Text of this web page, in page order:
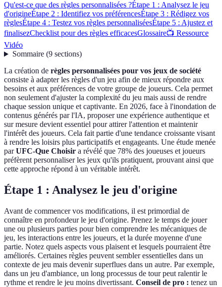
Qu'est-ce que des règles personnalisées ?Étape 1 : Analysez le jeu
d'origineÉtape 2 : Identifiez vos préférencesÉtape 3 : Rédigez vos
règlesÉtape 4 : Testez vos règles personnaliséesÉtape 5 : Ajustez et
finalisezChecklist pour des règles efficacesGlossaire📺 Ressource
Vidéo
Sommaire(9 sections)
La création de règles personnalisées pour vos jeux de société
consiste à adapter les règles d'un jeu afin de mieux répondre aux
besoins et aux préférences de votre groupe de joueurs. Cela permet
non seulement d'ajuster la complexité du jeu mais aussi de rendre
chaque session unique et captivante. En 2026, face à l'inondation de
contenus générés par l'IA, proposer une expérience authentique et
sur mesure devient essentiel pour attirer l'attention et maintenir
l'intérêt des joueurs. Cela fait partie d'une tendance croissante visant
à rendre les loisirs plus participatifs et engageants. Une étude menée
parUFC-Que Choisir a révélé que 78% des joueuses et joueurs
préfèrent personnaliser les jeux qu'ils pratiquent, prouvant ainsi que
cette approche répond à un véritable intérêt.
Étape 1 : Analysez le jeu d'origine
Avant de commencer vos modifications, il est primordial de
connaître en profondeur le jeu d'origine. Prenez le temps de jouer
une ou plusieurs parties pour bien comprendre les mécaniques de
jeu, les interactions entre les joueurs, et la durée moyenne d'une
partie. Notez quels aspects vous plaisent et lesquels pourraient être
améliorés. Certaines règles peuvent sembler essentielles dans un
contexte de jeu mais devenir superflues dans un autre. Par exemple,
dans un jeu d'ambiance, un long processus de tour peut ralentir le
rythme et rendre le jeu moins divertissant. Conseil de pro : tenez un